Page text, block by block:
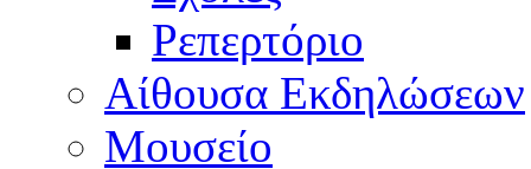
Ρεπερτόριο
Aίθουσα Εκδηλώσεων
Μουσείο